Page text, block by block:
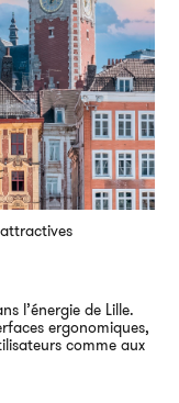
l’énergie de Lille.
ergonomiques,
comme aux